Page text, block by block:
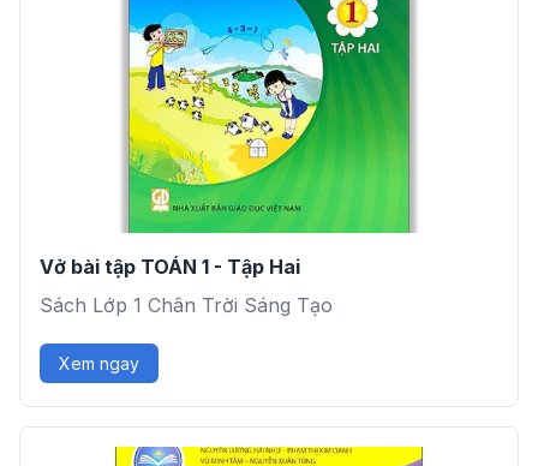
Vở bài tập TOÁN 1 - Tập Hai
Sách Lớp 1 Chân Trời Sáng Tạo
Xem ngay